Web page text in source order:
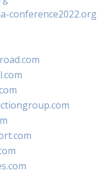
conference2022.org